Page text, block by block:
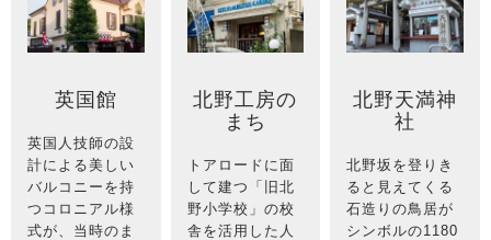
英国館
英国人技師の設
計による美しい
バルコニーを持
つコロニアル様
式が、当時のま
北野工房の
まち
トアロードに面
して建つ「旧北
野小学校」の校
舎を活用した人
北野天満神
社
北野坂を登りき
ると見えてくる
石造りの鳥居が
シンボルの1180